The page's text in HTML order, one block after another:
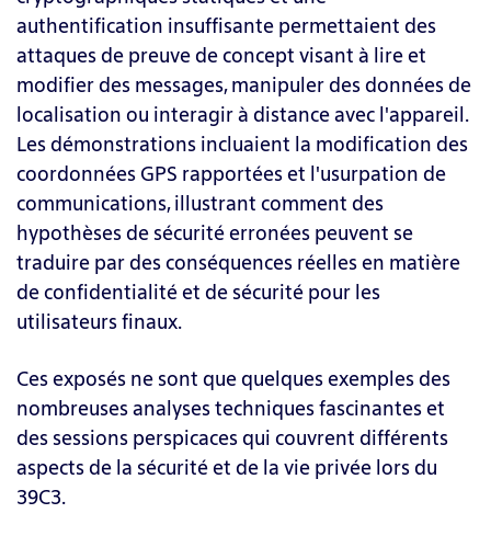
authentification insuffisante permettaient des
attaques de preuve de concept visant à lire et
modifier des messages, manipuler des données de
localisation ou interagir à distance avec l'appareil.
Les démonstrations incluaient la modification des
coordonnées GPS rapportées et l'usurpation de
communications, illustrant comment des
hypothèses de sécurité erronées peuvent se
traduire par des conséquences réelles en matière
de confidentialité et de sécurité pour les
utilisateurs finaux.
Ces exposés ne sont que quelques exemples des
nombreuses analyses techniques fascinantes et
des sessions perspicaces qui couvrent différents
aspects de la sécurité et de la vie privée lors du
39C3.